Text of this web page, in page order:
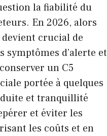
la fiabilité du
En 2026, alors
crucial de
symptômes d’alerte et
un C5
portée à quelques
et tranquillité
et éviter les
les coûts et en